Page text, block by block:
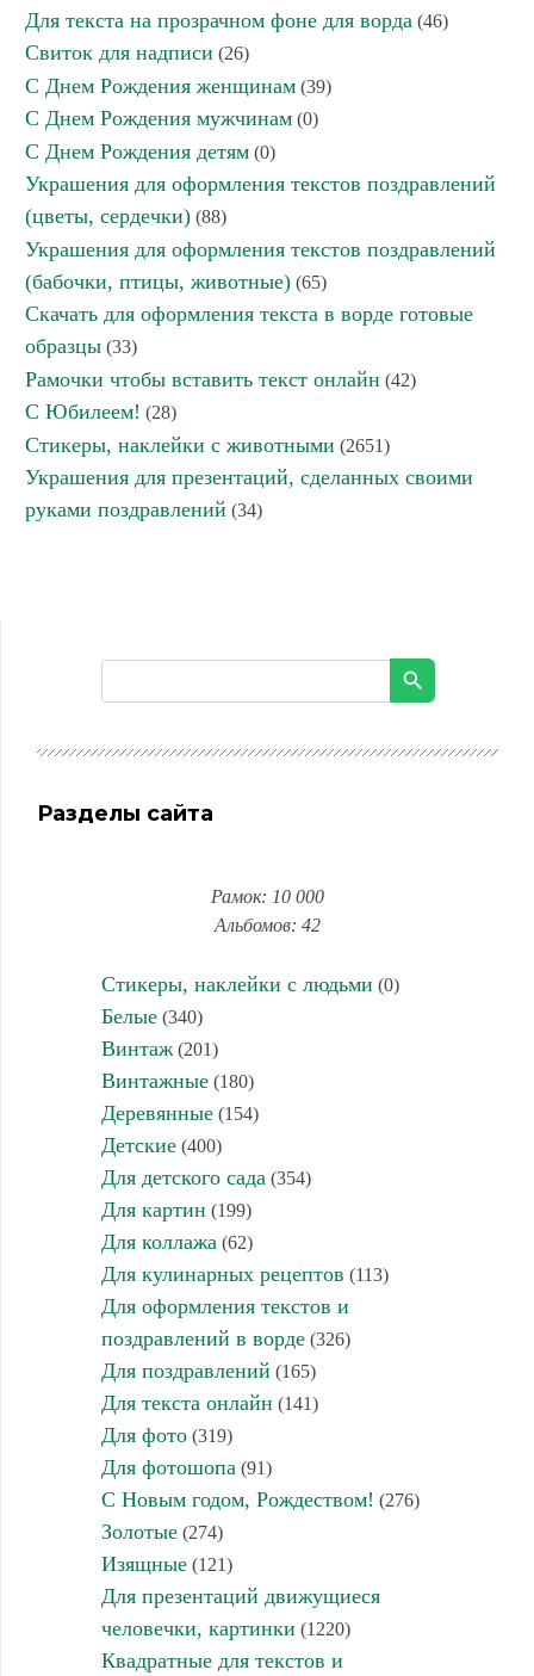
Для текста на прозрачном фоне для ворда (46)
Свиток для надписи (26)
С Днем Рождения женщинам (39)
С Днем Рождения мужчинам (0)
С Днем Рождения детям (0)
Украшения для оформления текстов поздравлений
(цветы, сердечки) (88)
Украшения для оформления текстов поздравлений
(бабочки, птицы, животные) (65)
Скачать для оформления текста в ворде готовые
образцы (33)
Рамочки чтобы вставить текст онлайн (42)
С Юбилеем! (28)
Стикеры, наклейки с животными (2651)
Украшения для презентаций, сделанных своими
руками поздравлений (34)
Разделы сайта
Рамок: 10 000
Альбомов: 42
Стикеры, наклейки с людьми (0)
Белые(340)
Винтаж(201)
Винтажные(180)
Деревянные(154)
Детские(400)
Для детского сада (354)
Для картин (199)
Для коллажа (62)
Для кулинарных рецептов (113)
Для оформления текстов и
поздравлений в ворде(326)
Для поздравлений (165)
Для текста онлайн (141)
Для фото(319)
Для фотошопа (91)
С Новым годом, Рождеством! (276)
Золотые(274)
Изящные(121)
Для презентаций движущиеся
человечки, картинки (1220)
Квадратные для текстов и